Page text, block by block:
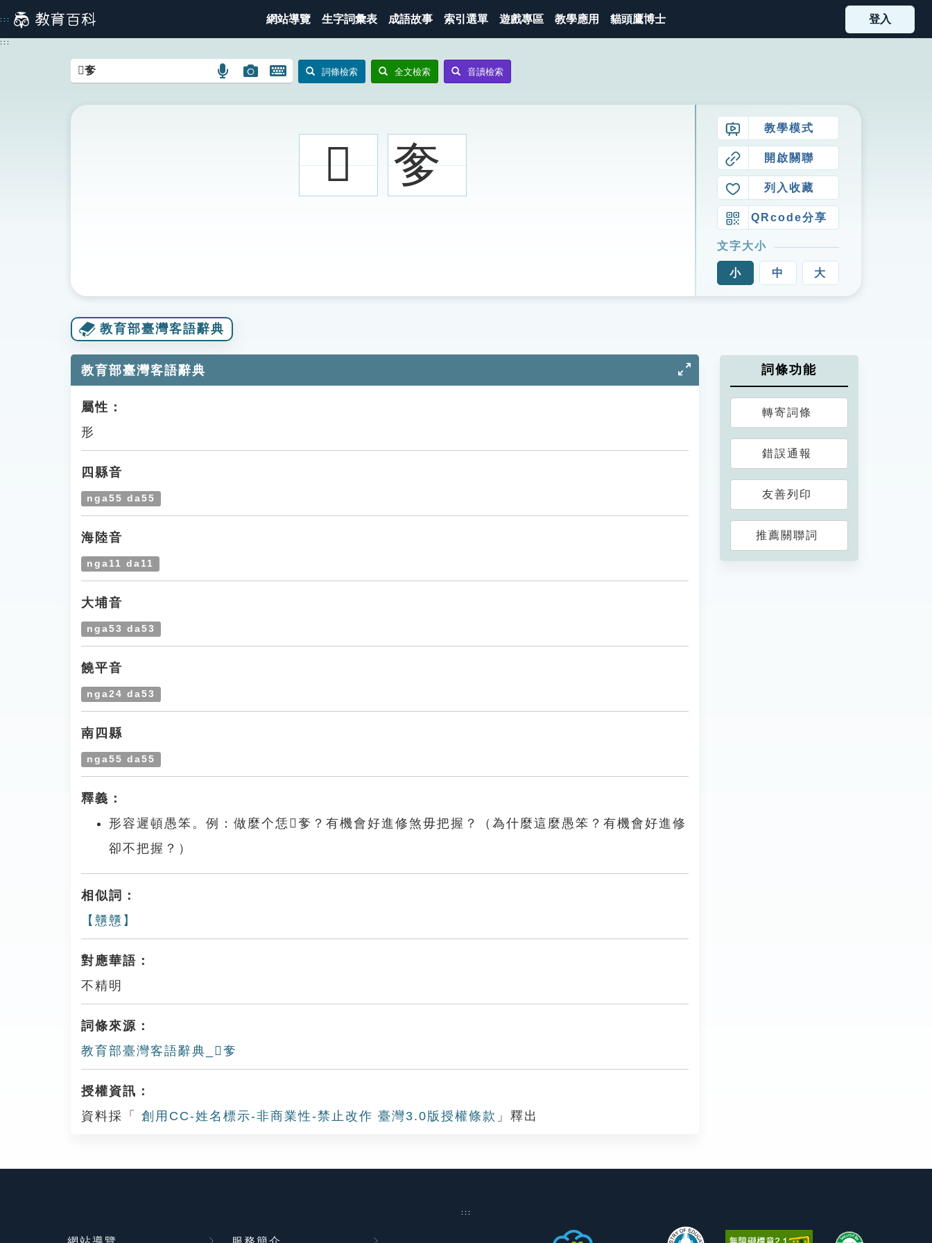
到
主
::: 網站導覽 生字詞彙表 成語故事 索引選單 遊戲專區 教學應用 貓頭鷹博士 登入
:::
語
搜
圖
搜
開
鍵
詞條檢索 全文檢索 音讀檢索
𤘅 奓
教學模式
開啟關聯
列入收藏
QRcode分享
文字大小
小 中 大
教育部臺灣客語辭典
教育部臺灣客語辭典
屬性：
形
四縣音
nga55 da55
海陸音
nga11 da11
大埔音
nga53 da53
饒平音
nga24 da53
南四縣
nga55 da55
釋義：
形容遲頓愚笨。例：做麼个恁𤘅奓？有機會好進修煞毋把握？（為什麼這麼愚笨？有機會好進修
卻不把握？）
相似詞：
【戇戇】
對應華語：
不精明
詞條來源：
教育部臺灣客語辭典_𤘅奓
授權資訊：
資料採「
創用CC-姓名標示-非商業性-禁止改作 臺灣3.0版授權條款 」釋出
詞條功能
轉寄詞條
錯誤通報
友善列印
推薦關聯詞
:::